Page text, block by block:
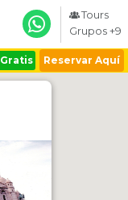
Gratis Reservar Aquí
Tours
Grupos +9